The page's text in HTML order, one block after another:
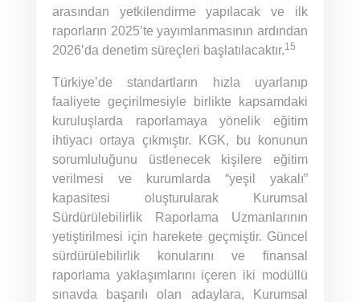
arasından yetkilendirme yapılacak ve ilk
raporların 2025’te yayımlanmasının ardından
2026’da denetim süreçleri başlatılacaktır.15
Türkiye’de standartların hızla uyarlanıp
faaliyete geçirilmesiyle birlikte kapsamdaki
kuruluşlarda raporlamaya yönelik eğitim
ihtiyacı ortaya çıkmıştır. KGK, bu konunun
sorumluluğunu üstlenecek kişilere eğitim
verilmesi ve kurumlarda “yeşil yakalı”
kapasitesi oluşturularak Kurumsal
Sürdürülebilirlik Raporlama Uzmanlarının
yetiştirilmesi için harekete geçmiştir. Güncel
sürdürülebilirlik konularını ve finansal
raporlama yaklaşımlarını içeren iki modüllü
sınavda başarılı olan adaylara, Kurumsal